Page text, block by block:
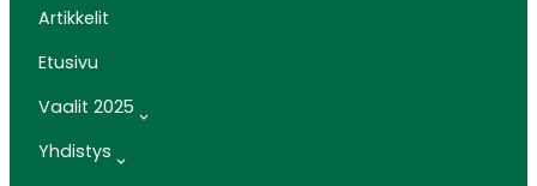
Artikkelit
Etusivu
Vaalit 2025
Yhdistys